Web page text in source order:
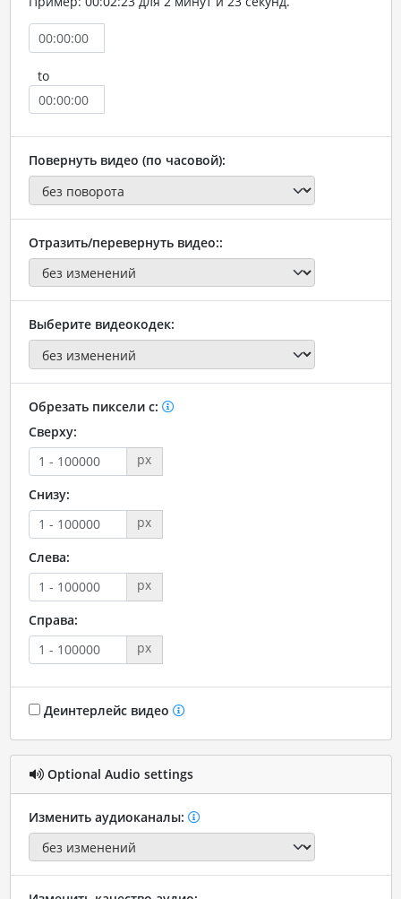
to
Повернуть видео (по часовой):
Отразить/перевернуть видео::
Выберите видеокодек:
Обрезать пиксели с:
Сверху:
px
Снизу:
px
Слева:
px
Справа:
px
Деинтерлейс видео
Optional Audio settings
Изменить аудиоканалы: